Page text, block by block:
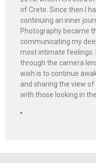
of Crete. Since then I
continuing an inner
Photography became
communicating my
most intimate feelings.
through the camera
wish is to continue
and sharing the view
with those looking in